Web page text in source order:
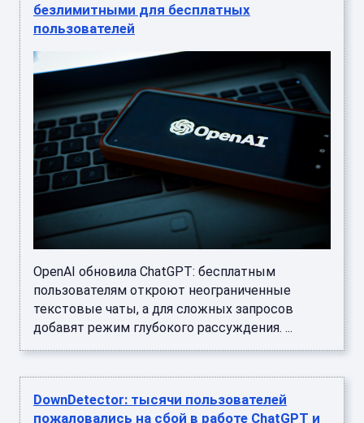
безлимитными для бесплатных
пользователей
OpenAI обновила ChatGPT: бесплатным
пользователям откроют неограниченные
текстовые чаты, а для сложных запросов
добавят режим глубокого рассуждения. ...
DownDetector: тысячи пользователей
пожаловались на сбой в работе ChatGPT и